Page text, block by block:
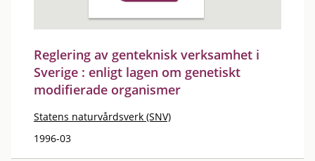
Reglering av genteknisk verksamhet i
Sverige : enligt lagen om genetiskt
modifierade organismer
Statens naturvårdsverk (SNV)
1996-03